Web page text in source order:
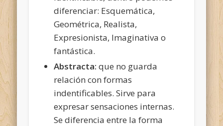
diferenciar: Esquemática,
Geométrica, Realista,
Expresionista, Imaginativa o
fantástica.
Abstracta: que no guarda
relación con formas
indentificables. Sirve para
expresar sensaciones internas.
Se diferencia entre la forma